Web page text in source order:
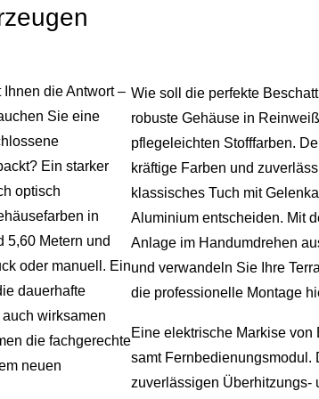
die Antwort –
Sie eine
Ein starker
optisch
in
5,60 Metern und
oder manuell. Ein
dauerhafte
wirksamen
die fachgerechte
neuen
Wie soll die perfekte
robuste Gehäuse in
pflegeleichten Stofffarben.
kräftige Farben und
klassisches Tuch mit
Aluminium entscheiden. Mit
Anlage im Handumdrehen
und verwandeln Sie Ihre
die professionelle Montage
Eine elektrische Markise
samt Fernbedienungsmodul.
zuverlässigen Überhitzungs-